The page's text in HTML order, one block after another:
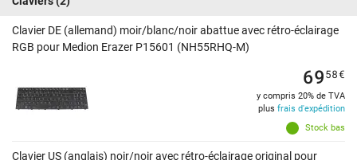
Clavier DE (allemand) moir/blanc/noir abattue avec rétro-éclairage
RGB pour Medion Erazer P15601 (NH55RHQ-M)
Stock bas
6958€
y compris 20% de TVA
plus frais d'expédition
Clavier US (anglais) noir/noir avec rétro-éclairage original pour